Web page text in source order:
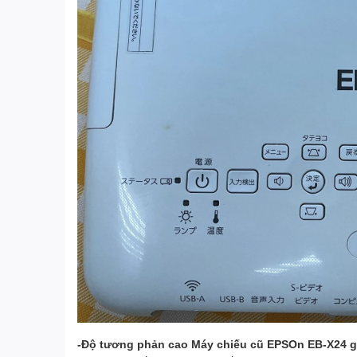
-Độ tương phản cao Máy chiếu cũ EPSOn EB-X24